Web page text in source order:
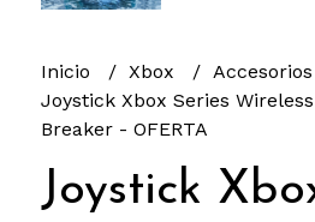
Inicio Xbox
Accesorios
Joystick Xbox Series
Breaker - OFERTA
Joystick